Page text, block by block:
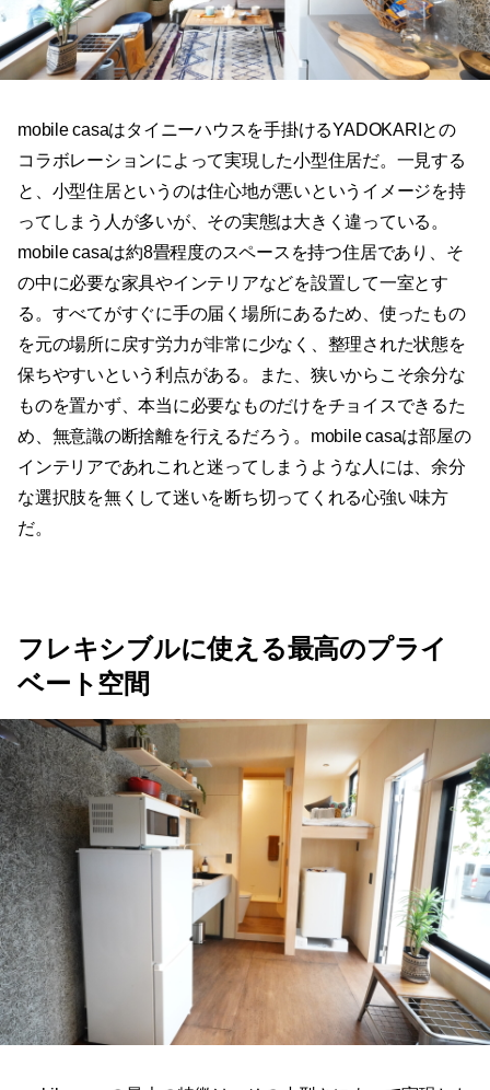
mobile casaはタイニーハウスを手掛けるYADOKARIとの
コラボレーションによって実現した小型住居だ。一見する
と、小型住居というのは住心地が悪いというイメージを持
ってしまう人が多いが、その実態は大きく違っている。
mobile casaは約8畳程度のスペースを持つ住居であり、そ
の中に必要な家具やインテリアなどを設置して一室とす
る。すべてがすぐに手の届く場所にあるため、使ったもの
を元の場所に戻す労力が非常に少なく、整理された状態を
保ちやすいという利点がある。また、狭いからこそ余分な
ものを置かず、本当に必要なものだけをチョイスできるた
め、無意識の断捨離を行えるだろう。mobile casaは部屋の
インテリアであれこれと迷ってしまうような人には、余分
な選択肢を無くして迷いを断ち切ってくれる心強い味方
だ。
フレキシブルに使える最高のプライ
ベート空間